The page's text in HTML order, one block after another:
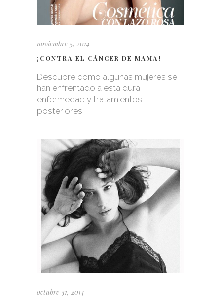
noviembre 5, 2014
¡CONTRA EL CÁNCER DE MAMA!
Descubre como algunas mujeres se
han enfrentado a esta dura
enfermedad y tratamientos
posteriores
octubre 31, 2014